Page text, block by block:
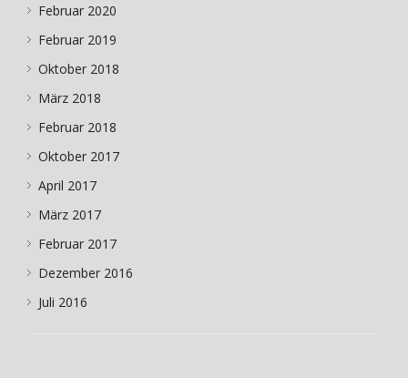
Februar 2020
Februar 2019
Oktober 2018
März 2018
Februar 2018
Oktober 2017
April 2017
März 2017
Februar 2017
Dezember 2016
Juli 2016